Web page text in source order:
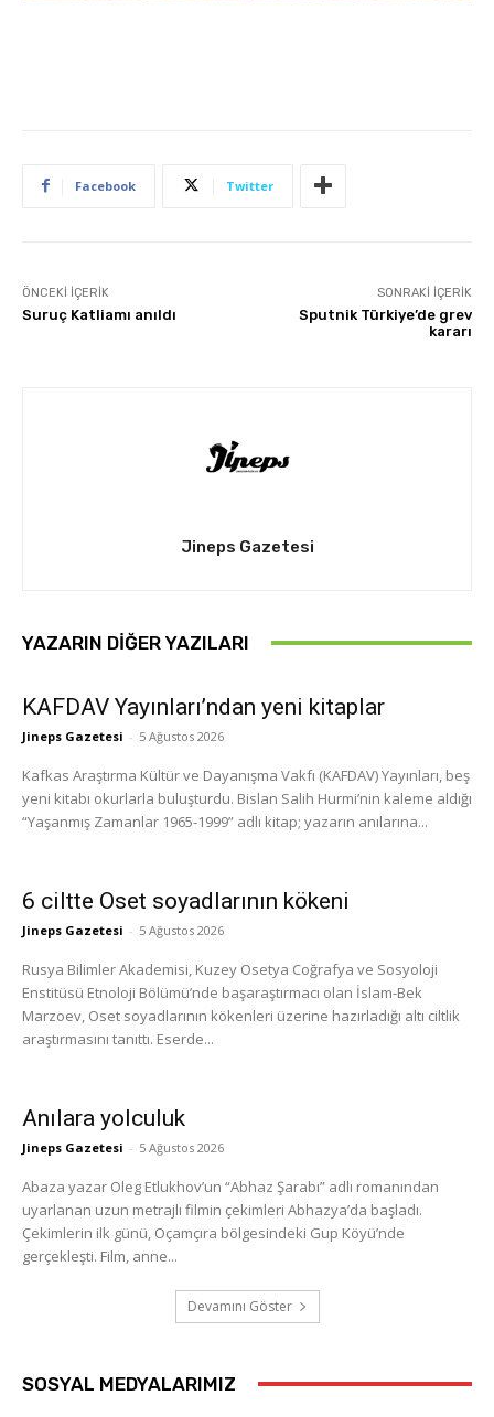
Facebook Twitter
ÖNCEKI İÇERIK
Suruç Katliamı anıldı
SONRAKI İÇERIK
Sputnik Türkiye’de grev
kararı
Jineps Gazetesi
YAZARIN DIĞER YAZILARI
KAFDAV Yayınları’ndan yeni kitaplar
Jineps Gazetesi - 5 Ağustos 2026
Kafkas Araştırma Kültür ve Dayanışma Vakfı (KAFDAV) Yayınları, beş
yeni kitabı okurlarla buluşturdu. Bislan Salih Hurmi’nin kaleme aldığı
“Yaşanmış Zamanlar 1965-1999” adlı kitap; yazarın anılarına...
6 ciltte Oset soyadlarının kökeni
Jineps Gazetesi - 5 Ağustos 2026
Rusya Bilimler Akademisi, Kuzey Osetya Coğrafya ve Sosyoloji
Enstitüsü Etnoloji Bölümü’nde başaraştırmacı olan İslam-Bek
Marzoev, Oset soyadlarının kökenleri üzerine hazırladığı altı ciltlik
araştırmasını tanıttı. Eserde...
Anılara yolculuk
Jineps Gazetesi - 5 Ağustos 2026
Abaza yazar Oleg Etlukhov’un “Abhaz Şarabı” adlı romanından
uyarlanan uzun metrajlı filmin çekimleri Abhazya’da başladı.
Çekimlerin ilk günü, Oçamçıra bölgesindeki Gup Köyü’nde
gerçekleşti. Film, anne...
Devamını Göster
SOSYAL MEDYALARIMIZ